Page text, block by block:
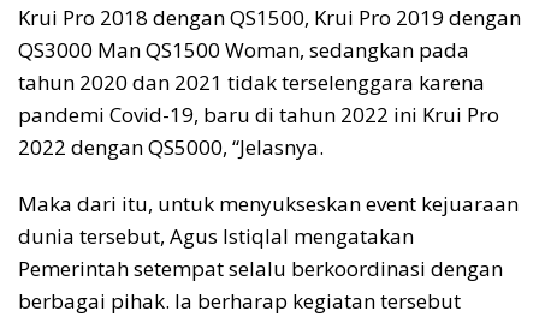
Krui Pro 2018 dengan QS1500, Krui Pro 2019 dengan
QS3000 Man QS1500 Woman, sedangkan pada
tahun 2020 dan 2021 tidak terselenggara karena
pandemi Covid-19, baru di tahun 2022 ini Krui Pro
2022 dengan QS5000, “Jelasnya.
Maka dari itu, untuk menyukseskan event kejuaraan
dunia tersebut, Agus Istiqlal mengatakan
Pemerintah setempat selalu berkoordinasi dengan
berbagai pihak. Ia berharap kegiatan tersebut